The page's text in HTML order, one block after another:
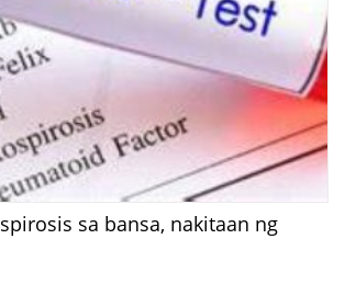
sa bansa, nakitaan ng